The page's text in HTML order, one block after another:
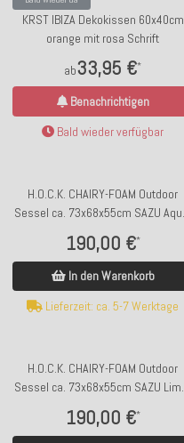
KRST IBIZA Dekokissen 60x40cm
orange mit rosa Schrift
ab33,95 €*
Benachrichtigen
Bald wieder verfügbar
H.O.C.K. CHAIRY-FOAM Outdoor
Sessel ca. 73x68x55cm SAZU
190,00 €*
In den Warenkorb
Lieferzeit: ca. 5-7 Werktage
H.O.C.K. CHAIRY-FOAM Outdoor
Sessel ca. 73x68x55cm SAZU
190,00 €*